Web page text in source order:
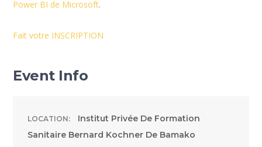
Power BI de Microsoft.
Fait votre INSCRIPTION
Event Info
LOCATION:
Institut Privée De Formation
Sanitaire Bernard Kochner De Bamako